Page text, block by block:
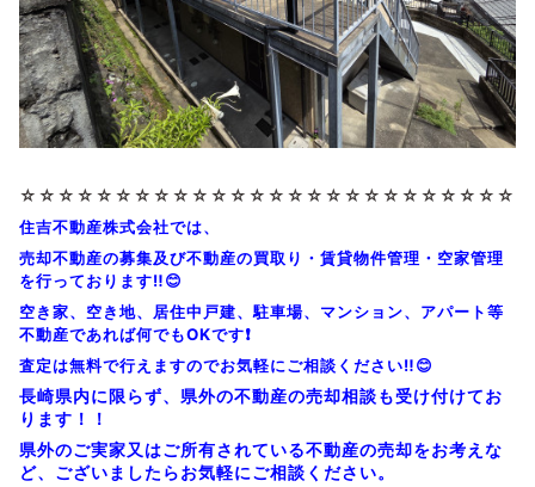
☆☆☆☆☆☆☆☆ ☆☆☆☆☆☆☆☆ ☆☆☆☆☆☆☆☆
住吉不動産株式会社では、
売却不動産の募集及び不動産の買取り・賃貸物件管理・空家管理
を行っております‼️😊
空き家、空き地、居住中戸建、駐車場、マンション、アパート等
不動産であれば何でもOKです❗
査定は無料で行えますのでお気軽にご相談ください‼️😊
長崎県内に限らず、県外の不動産の売却相談も受け付けてお
ります！！
県外のご実家又はご所有されている不動産の売却をお考えな
ど、ございましたらお気軽にご相談ください。